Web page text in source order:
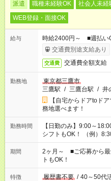
派遣 職種未経験OK 社会人未経
WEB登録・面接OK
給与
時給2400円～ ■週払
交通費別途支給あり
交通費 交通費全額支給
勤務地
東京都三鷹市
三鷹駅 / 三鷹台駅 / 井
【自宅からドアtoド
務地選べます！
勤務時間
【日勤のみ】9:00～18:00（休憩60分
シフトもOK！ （例
「家族とお休みを合わ
など、あなたのご希望に
ーク希望の方へ 今ご覧
のお仕事の勤務時間。
ません
期間
2ヶ月～ ■ご応募から
トもOK！
特徴 履歴書不要 / 40～50代